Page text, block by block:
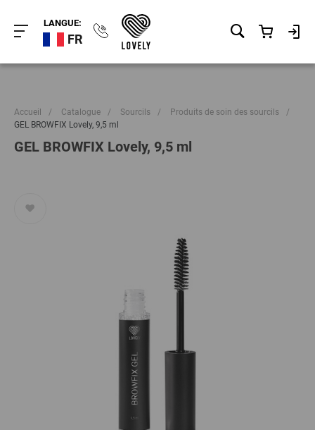
LANGUE:
FR
Accueil / Catalogue / Sourcils / Produits de soin des sourcils
/
GEL BROWFIX Lovely, 9,5 ml
GEL BROWFIX Lovely, 9,5 ml